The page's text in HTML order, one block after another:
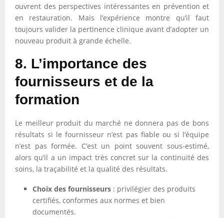
ouvrent des perspectives intéressantes en prévention et
en restauration. Mais l’expérience montre qu’il faut
toujours valider la pertinence clinique avant d’adopter un
nouveau produit à grande échelle.
8. L’importance des
fournisseurs et de la
formation
Le meilleur produit du marché ne donnera pas de bons
résultats si le fournisseur n’est pas fiable ou si l’équipe
n’est pas formée. C’est un point souvent sous-estimé,
alors qu’il a un impact très concret sur la continuité des
soins, la traçabilité et la qualité des résultats.
Choix des fournisseurs : privilégier des produits
certifiés, conformes aux normes et bien
documentés.